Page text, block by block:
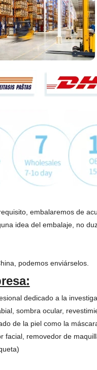
embalaremos de
idea del embalaje, no
podemos enviárselos.
dedicado a la
sombra ocular,
de la piel como la
facial, removedor de